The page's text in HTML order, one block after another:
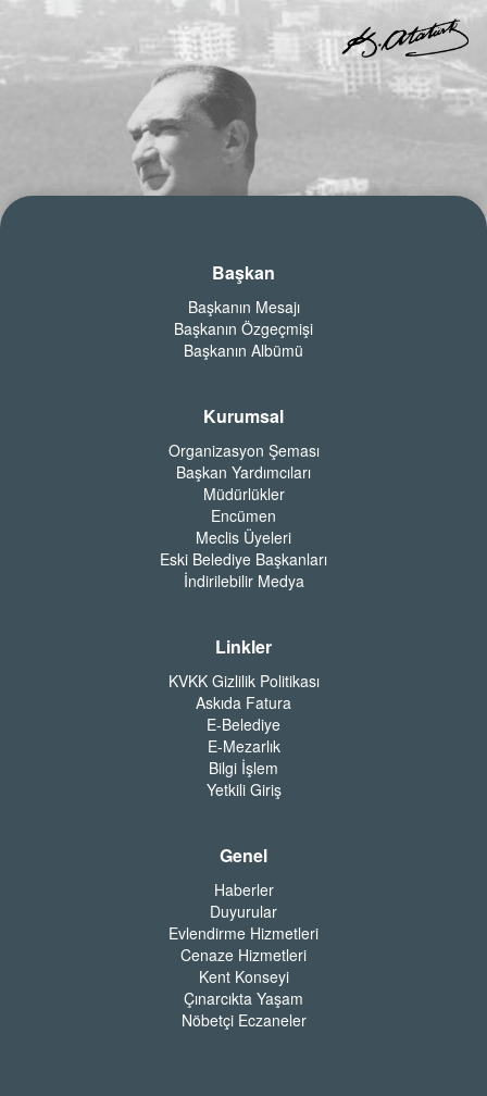
Başkan
Başkanın Mesajı
Başkanın Özgeçmişi
Başkanın Albümü
Kurumsal
Organizasyon Şeması
Başkan Yardımcıları
Müdürlükler
Encümen
Meclis Üyeleri
Eski Belediye Başkanları
İndirilebilir Medya
Linkler
KVKK Gizlilik Politikası
Askıda Fatura
E-Belediye
E-Mezarlık
Bilgi İşlem
Yetkili Giriş
Genel
Haberler
Duyurular
Evlendirme Hizmetleri
Cenaze Hizmetleri
Kent Konseyi
Çınarcıkta Yaşam
Nöbetçi Eczaneler